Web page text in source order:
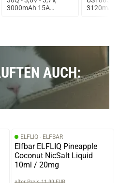
3000mAh 15A
3120mAh,
AUCH:
ELFLIQ - ELFBAR
Elfbar ELFLIQ Pineapple
Coconut NicSalt Liquid
10ml / 20mg